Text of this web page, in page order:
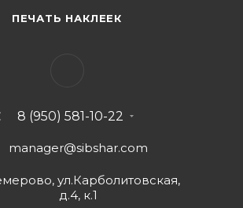
ПЕЧАТЬ НАКЛЕЕК
8 (950) 581-10-22
manager@sibshar.com
ул.Карболитовская,
д.4, к.1